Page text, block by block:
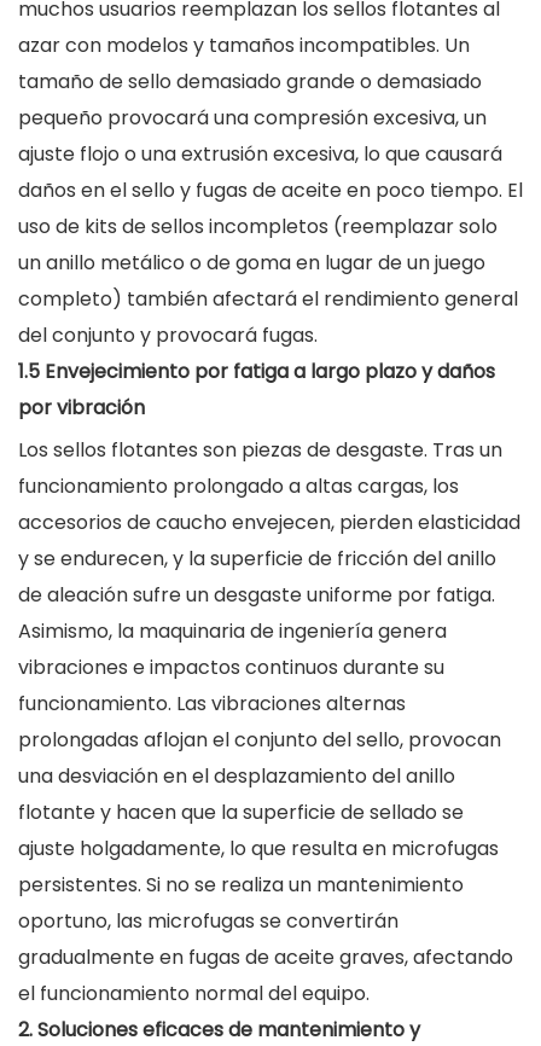
muchos usuarios reemplazan los sellos flotantes al
azar con modelos y tamaños incompatibles. Un
tamaño de sello demasiado grande o demasiado
pequeño provocará una compresión excesiva, un
ajuste flojo o una extrusión excesiva, lo que causará
daños en el sello y fugas de aceite en poco tiempo. El
uso de kits de sellos incompletos (reemplazar solo
un anillo metálico o de goma en lugar de un juego
completo) también afectará el rendimiento general
del conjunto y provocará fugas.
1.5 Envejecimiento por fatiga a largo plazo y daños
por vibración
Los sellos flotantes son piezas de desgaste. Tras un
funcionamiento prolongado a altas cargas, los
accesorios de caucho envejecen, pierden elasticidad
y se endurecen, y la superficie de fricción del anillo
de aleación sufre un desgaste uniforme por fatiga.
Asimismo, la maquinaria de ingeniería genera
vibraciones e impactos continuos durante su
funcionamiento. Las vibraciones alternas
prolongadas aflojan el conjunto del sello, provocan
una desviación en el desplazamiento del anillo
flotante y hacen que la superficie de sellado se
ajuste holgadamente, lo que resulta en microfugas
persistentes. Si no se realiza un mantenimiento
oportuno, las microfugas se convertirán
gradualmente en fugas de aceite graves, afectando
el funcionamiento normal del equipo.
2. Soluciones eficaces de mantenimiento y